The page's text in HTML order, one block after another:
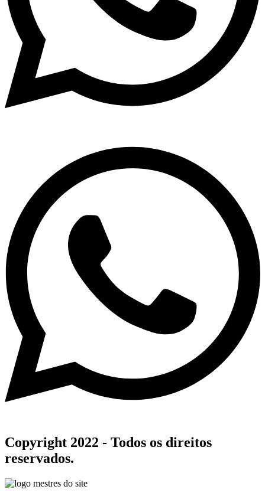
Copyright 2022 - Todos os direitos
reservados.